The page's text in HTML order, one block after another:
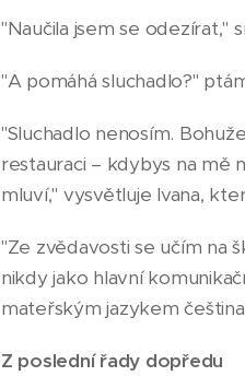
"Naučila jsem se odezírat,"
"A pomáhá sluchadlo?"
"Sluchadlo nenosím.
restauraci – kdybys na mě
mluví," vysvětluje Ivana,
"Ze zvědavosti se učím na
nikdy jako hlavní
mateřským jazykem
Z poslední řady dopředu